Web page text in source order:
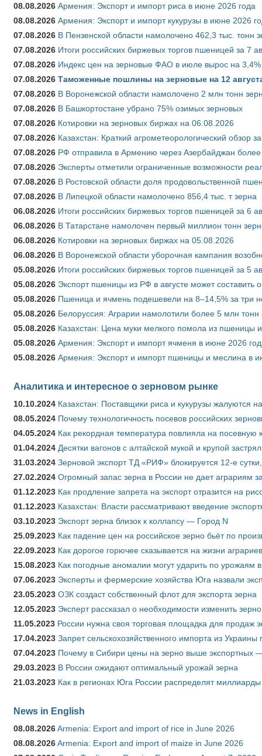
08.08.2026 Армения: Экспорт и импорт риса в июне 2026 года
08.08.2026 Армения: Экспорт и импорт кукурузы в июне 2026
07.08.2026 В Пензенской области намолочено 462,3 тыс. тонн
07.08.2026 Итоги российских биржевых торгов пшеницей за 7
07.08.2026 Индекс цен на зерновые ФАО в июле вырос на 3,4%
07.08.2026 Таможенные пошлины на зерновые на 12
07.08.2026 В Воронежской области намолочено 2 млн тонн
07.08.2026 В Башкортостане убрано 75% озимых зерновых
07.08.2026 Котировки на зерновых биржах на 06.08.2026
07.08.2026 Казахстан: Краткий агрометеорологический обзор
07.08.2026 РФ отправила в Армению через Азербайджан более
07.08.2026 Эксперты отметили ограниченные возможности
07.08.2026 В Ростовской области доля продовольственной
07.08.2026 В Липецкой области намолочено 856,4 тыс. т зерна
06.08.2026 Итоги российских биржевых торгов пшеницей за 6
06.08.2026 В Татарстане намолочен первый миллион тонн
06.08.2026 Котировки на зерновых биржах на 05.08.2026
06.08.2026 В Воронежской области уборочная кампания
05.08.2026 Итоги российских биржевых торгов пшеницей за 5
05.08.2026 Экспорт пшеницы из РФ в августе может составить
05.08.2026 Пшеница и ячмень подешевели на 8–14,5% за три
05.08.2026 Белоруссия: Аграрии намолотили более 5 млн тонн
05.08.2026 Казахстан: Цена муки мелкого помола из пшеницы
05.08.2026 Армения: Экспорт и импорт ячменя в июне 2026
05.08.2026 Армения: Экспорт и импорт пшеницы и меслина в
Аналитика и интересное о зерновом рынке
10.10.2024 Казахстан: Поставщики риса и кукурузы жалуются
08.05.2024 Почему технологичность посевов российских
04.05.2024 Как рекордная температура повлияла на
01.04.2024 Десятки вагонов с алтайской мукой и крупой
31.03.2024 Зерновой экспорт ТД «РИФ» блокируется 12-е
27.02.2024 Огромный запас зерна в России не дает аграриям
01.12.2023 Как продление запрета на экспорт отразится на
01.12.2023 Казахстан: Власти рассматривают введение
03.10.2023 Экспорт зерна близок к коллапсу — Город N
25.09.2023 Как падение цен на российское зерно бьёт по
22.09.2023 Как дорогое горючее сказывается на жизни аграриев
15.08.2023 Как погодные аномалии могут ударить по урожаям
07.06.2023 Эксперты и фермерские хозяйства Юга назвали
23.05.2023 ОЗК создаст собственный флот для экспорта зерна
12.05.2023 Эксперт рассказал о необходимости изменить
11.05.2023 России нужна своя торговая площадка для продаж
17.04.2023 Запрет сельскохозяйственного импорта из
07.04.2023 Почему в Сибири цены на зерно выше экспортных
29.03.2023 В России ожидают оптимальный урожай зерна
21.03.2023 Как в регионах Юга России распределят
News in English
08.08.2026Armenia: Export and import of rice in June 2026
08.08.2026Armenia: Export and import of maize in June 2026